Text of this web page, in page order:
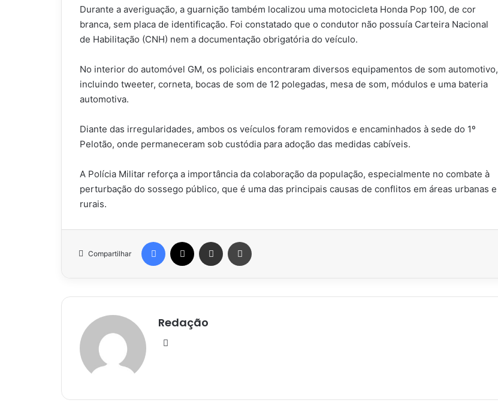
Durante a averiguação, a guarnição também localizou uma motocicleta Honda Pop 100, de cor
branca, sem placa de identificação. Foi constatado que o condutor não possuía Carteira Nacional
de Habilitação (CNH) nem a documentação obrigatória do veículo.
No interior do automóvel GM, os policiais encontraram diversos equipamentos de som automotivo,
incluindo tweeter, corneta, bocas de som de 12 polegadas, mesa de som, módulos e uma bateria
automotiva.
Diante das irregularidades, ambos os veículos foram removidos e encaminhados à sede do 1º
Pelotão, onde permaneceram sob custódia para adoção das medidas cabíveis.
A Polícia Militar reforça a importância da colaboração da população, especialmente no combate à
perturbação do sossego público, que é uma das principais causas de conflitos em áreas urbanas e
rurais.
Compartilhar
Facebook Compartilhar via e-mail
Redação